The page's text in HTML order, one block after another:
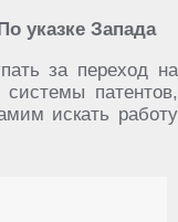
указке Запада
за переход на
патентов,
искать работу